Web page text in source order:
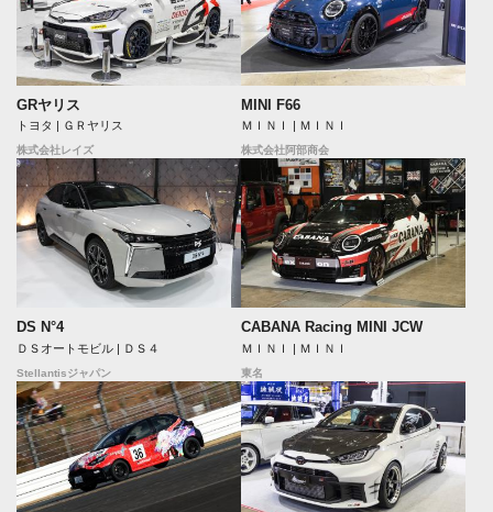
GRヤリス
トヨタ | ＧＲヤリス
株式会社レイズ
MINI F66
ＭＩＮＩ | ＭＩＮＩ
株式会社阿部商会
DS N°4
ＤＳオートモビル | ＤＳ４
Stellantisジャパン
CABANA Racing MINI JCW
ＭＩＮＩ | ＭＩＮＩ
東名